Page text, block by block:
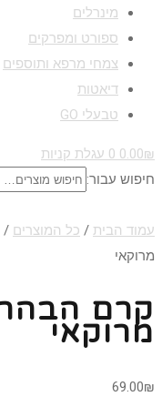
מינרלים
ספורט ומפרקים
צמחי מרפא ותוספים
דיאטות
טבעלי GO
0.00₪
0 עגלת קניות
חיפוש עבור:
עמוד הבית / כל המוצרים /
מרוקאי
קרם
מרוקאי
69.00₪